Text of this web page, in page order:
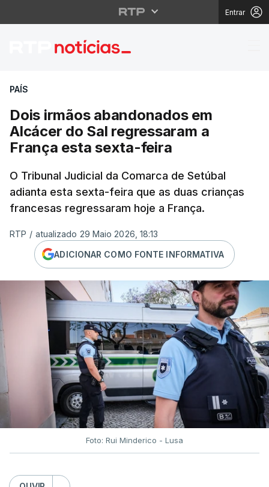
Entrar
Dois irmãos
PAÍS
Dois irmãos abandonados em
Alcácer do Sal regressaram a
França esta sexta-feira
O Tribunal Judicial da Comarca de Setúbal
adianta esta sexta-feira que as duas crianças
francesas regressaram hoje a França.
RTP / atualizado 29 Maio 2026, 18:13
ADICIONAR COMO FONTE INFORMATIVA
Foto: Rui Minderico - Lusa